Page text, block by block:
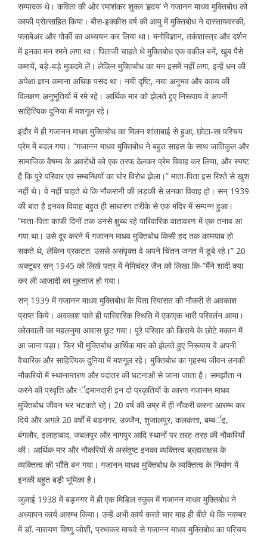
सम्पादक थे। कविता की ओर रमाशंकर शुक्ल ‘हृदय’ ने गजानन माधव मुक्तिबोध को
काफी प्रोत्साहित किया। बीस-इक्कीस वर्ष की आयु में मुक्तिबोध ने दास्तायवस्की,
फ्लाबेअर और गोर्की का अध्ययन कर लिया था। मनोविज्ञान, तर्कशास्त्र और दर्शन
में इनका मन रमने लगा था। पिताजी चाहते थे मुक्तिबोध एक वकील बनें, खूब पैसे
कमायें, बड़े-बड़े मुकदमें लें। लेकिन मुक्तिबोध का मन इसमें नहीं लगा, इन्हें धन की
अपेक्षा ज्ञान कमाना अधिक पसंद था। नयी दृष्टि, नया अनुभव और काव्य की
विलक्षण अनुभूतियों में रमे रहे। आर्थिक मार को झेलते हुए निरूपाय वे अपनी
साहित्यिक दुनिया में मशगूल रहे।
इंदौर में ही गजानन माधव मुक्तिबोध का मिलन शांताबाई से हुआ, छोटा-सा परिचय
प्रेम में बदल गया। “गजानन माधव मुक्तिबोध ने बहुत साहस के साथ जातिकुल और
सामाजिक वैषम्य के अवरोधों को एक तरफ ठेलकर प्रेम विवाह कर लिया, और स्पष्ट
है कि पूरे परिवार एवं सम्बन्धियों का घोर विरोध झेला।” माता-पिता इस रिश्ते से खुश
नहीं थे। वे नहीं चाहते थे कि नौकरानी की लड़की से उनका विवाह हो। सन् 1939
की बात है इनका विवाह बहुत ही साधारण तरीके से एक मंदिर में सम्पन्न हुआ।
“माता-पिता काफी दिनों तक उनसे क्षुब्ध रहे पारिवारिक वातावरण में एक तनाव आ
गया था। उसे दूर करने में गजानन माधव मुक्तिबोध किसी हद तक कामयाब हो
सकते थे, लेकिन प्रकटत: उससे असंपृक्त वे अपने चिंतन जगत में डूबे रहे।” 20
अक्टूबर सन् 1945 को लिखे पत्र में नेमिचंद्र जैन को लिखा कि-”मैंने शादी क्या
कर ली आजादी का मुहताज हो गया।
सन् 1939 में गजानन माधव मुक्तिबोध के पिता रियासत की नौकरी से अवकाश
प्राप्त किये। अवकाश पाते ही पारिवारिक स्थिति में एकाएक भारी परिवर्तन आया।
कोतवाली का महलनुमा आवास छूट गया। पूरे परिवार को किराये के छोटे मकान में
आ जाना पड़ा। फिर भी मुक्तिबोध आर्थिक मार को झेलते हुए निरूपाय वे अपनी
वैचारिक और साहित्यिक दुनिया में मशगूल रहे। मुक्तिबोध का गृहस्थ जीवन उनकी
नौकरियों में स्थानान्तरण और पदांतर की घटनाओं से जाना जाता है। समझौता न
करने की प्रवृत्ति और र्इमानदारी इन दो प्रकृतियों के कारण गजानन माधव
मुक्तिबोध जीवन भर भटकते रहे। 20 वर्ष की उम्र में ही नौकरी करना आरम्भ कर
दिये और अगले 20 वर्षों में बड़नगर, उज्जैन, शुजालपुर, कलकत्ता, बम्बर्इ,
बंगलौर, इलाहाबाद, जबलपुर और नागपुर आदि स्थानों पर तरह-तरह की नौकरियाँ
की। आर्थिक मार और नौकरियों से असंतुष्ट इनका व्यक्तित्व ब्रह्मराक्षस के
व्यक्तित्व की भाँति बन गया। गजानन माधव मुक्तिबोध के व्यक्तित्व के निर्माण में
इनकी बहुत बड़ी भूमिका है।
जुलाई 1938 में बड़नगर में ही एक मिडिल स्कूल में गजानन माधव मुक्तिबोध ने
अध्यापन कार्य आरम्भ किया। उन्हें अभी कार्य करते चार माह ही बीते थे कि नवम्बर
में डॉ. नारायण विष्णु जोशी, प्रभाकर माचवे से गजानन माधव मुक्तिबोध का परिचय